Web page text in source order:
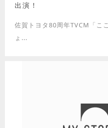
出演！
佐賀トヨタ80周年TVCM「こ
ょ...